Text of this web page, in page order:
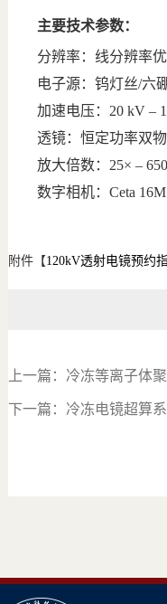
主要技术参数：
分辨率：线分辨率
电子源：钨灯丝/六
加速电压：20 kV –
透镜：恒定功率双
放大倍数：25× –
数字相机：Ceta
附件【120kV透射电镜预约
上一篇： 冷冻等离子体
下一篇： 冷冻电镜超算